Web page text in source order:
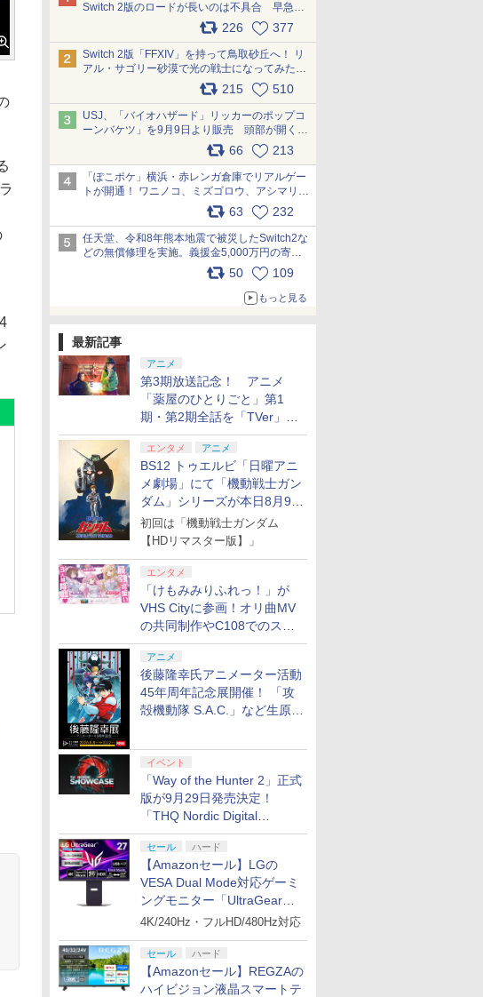
Switch 2版のロードが長いのは不具合 早急に
アップデートできるよう対応中226 377
Switch 2版「FFXIV」を持って鳥取砂丘へ！ リ
アル・サゴリー砂漠で光の戦士になってみた
215 510
USJ、「バイオハザード」リッカーのポップコ
ーンバケツ」を9月9日より販売 頭部が開く仕
組み。味は恐怖を堪のう「味噌フレーバー」
66 213
「ぽこポケ」横浜・赤レンガ倉庫でリアルゲー
トが開通！ ワニノコ、ミズゴロウ、アシマリ登
場シーンをレポート pic.x.com/LDgEByVl6D
63 232
任天堂、令和8年熊本地震で被災したSwitch2な
どの無償修理を実施。義援金5,000万円の寄付
も発表 pic.x.com/BAYsMfUfUC
50 109
もっと見る
最新記事
アニメ
第3期放送記念！ アニメ
「薬屋のひとりごと」第1
期・第2期全話を「TVer」に
て期間限定で順次無料配信開
始エンタメ アニメ
BS12 トゥエルビ「日曜アニ
メ劇場」にて「機動戦士ガン
ダム」シリーズが本日8月9日
から8週連続で放送
初回は「機動戦士ガンダム
【HDリマスター版】」
エンタメ
「けもみみりふれっ！」が
VHS Cityに参画！オリ曲MV
の共同制作やC108でのスペ
シャルコラボ広告を掲出
アニメ
後藤隆幸氏アニメーター活動
45年周年記念展開催！ 「攻
殻機動隊 S.A.C.」など生原
イベント
「Way of the Hunter 2」正式
版が9月29日発売決定！
「THQ Nordic Digital
Showcase 2026」まとめ
セール ハード
【Amazonセール】LGの
VESA Dual Mode対応ゲーミ
ングモニター「UltraGear
27G850A-B」がお買い得！
4K/240Hz・フルHD/480Hz対応
セール ハード
【Amazonセール】REGZAの
ハイビジョン液晶スマートテ